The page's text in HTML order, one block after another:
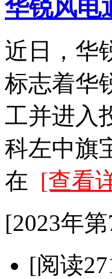
华锐风电
近日，华
标志着华
工并进入
科左中旗
在 [查看
[2023年
[阅读